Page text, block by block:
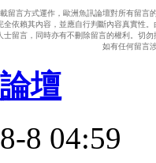
留言方式運作，歐洲魚訊論壇對所有留
全依賴其內容，並應自行判斷內容真實性
士留言，同時亦有不刪除留言的權利。切
如有任何留言
壇
8 04:59